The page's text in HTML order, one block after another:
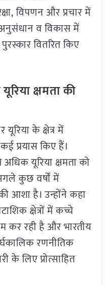
विपणन और प्रचार में
व विकास में
वितरित किए
क्षमता की
यूरिया के क्षेत्र में
प्रयास किए हैं।
यूरिया क्षमता को
कुछ वर्षों में
आशा है। उन्होंने कहा
क्षेत्रों में कच्चे
कर रही है और भारतीय
रणनीतिक
के लिए प्रोत्साहित